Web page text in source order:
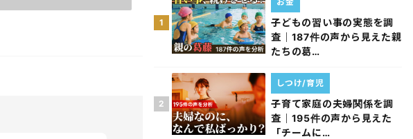
1
子どもの習い事の実態を調
査｜187件の声から見えた親
たちの葛…
2
子育て家庭の夫婦関係を調
査｜195件の声から見えた
「チームに…
しつけ/育児